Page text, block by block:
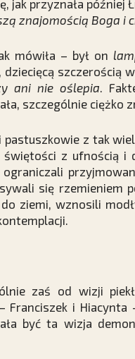
jak przyznała później
znajomością Boga i
mówiła – był on
szczerością
ani nie oślepia.
szczególnie ciężko
pastuszkowie z tak
z ufnością i
się rzemieniem
ziemi, wznosili
zaś od wizji
Franciszek i
być ta wizja